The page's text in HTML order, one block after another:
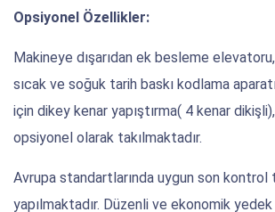
Opsiyonel Özellikler:
Makineye dışarıdan ek besleme elevatoru,
sıcak ve soğuk tarih baskı kodlama
için dikey kenar yapıştırma( 4 kenar
opsiyonel olarak takılmaktadır.
Avrupa standartlarında uygun son
yapılmaktadır. Düzenli ve ekonomik